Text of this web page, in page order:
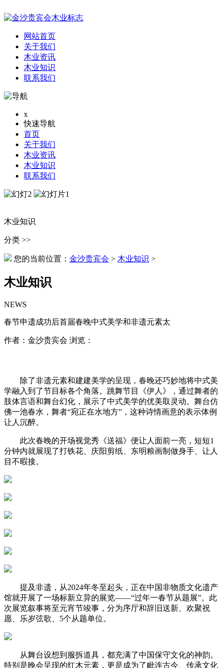
网站首页
关于我们
木业资讯
木业知识
联系我们
x
快速导航
首页
关于我们
木业资讯
木业知识
联系我们
木业知识
分类 >>
您的当前位置： 金沙贵宾会 > 木业知识 >
木业知识
NEWS
春节申遗成功后首届春晚中式美学和非遗元素太
作者：金沙贵宾会 浏览：
除了非遗元素和建建美学的呈现，春晚还巧妙地将中式美
学融入到了节目标各个角落。跳舞节目《伊人》，通过舞者的
肢体言语和舞台幻化，展示了中式美学的优美取灵动。舞台仿
佛一池春水，舞者“宛正在水地方”，这种诗情画意的表示体例
让人沉醉。
此次春晚的开场视觉秀《送福》便让人面前一亮，短短1
分钟内就展现了打铁花、庆阳剪纸、东明粮画制做身手、让人
目不暇接。
提及非遗，从2024年冬至起头，正在中国非物质文化遗产
馆就开展了一场标新立异的展览——“过年一春节从题展”。此
次展览叙事将至元宵节竣事，分为序厅和辞旧送新、欢聚祝
愿、乐岁弦歌、5个从题单位。
从舞台设想到服拆道具，都充满了中国保守文化的神韵。
特别是晚会呈现的红木元素，更是成为了毗连古今、传承文化